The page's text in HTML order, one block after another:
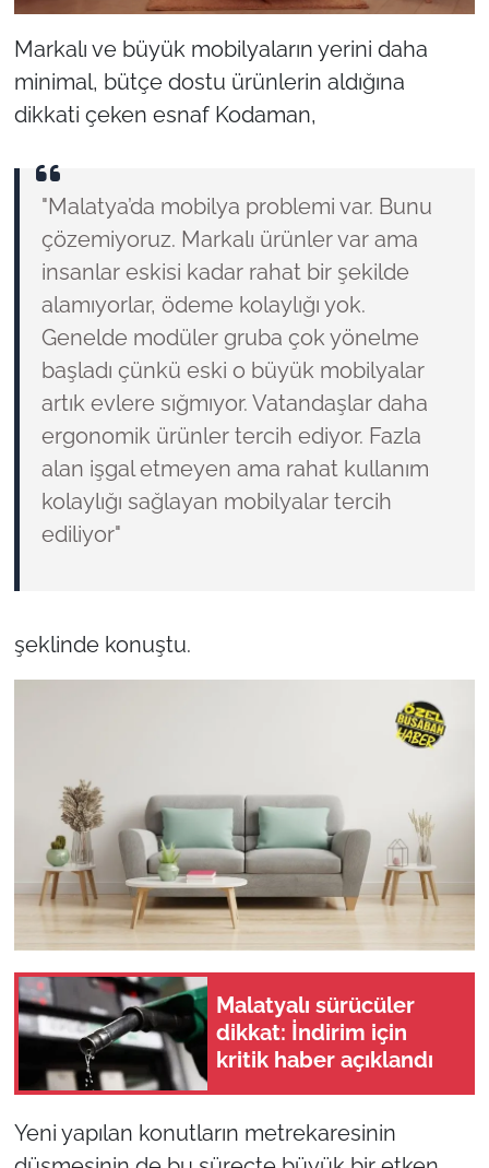
Markalı ve büyük mobilyaların yerini daha
minimal, bütçe dostu ürünlerin aldığına
dikkati çeken esnaf Kodaman,
"Malatya’da mobilya problemi var. Bunu
çözemiyoruz. Markalı ürünler var ama
insanlar eskisi kadar rahat bir şekilde
alamıyorlar, ödeme kolaylığı yok.
Genelde modüler gruba çok yönelme
başladı çünkü eski o büyük mobilyalar
artık evlere sığmıyor. Vatandaşlar daha
ergonomik ürünler tercih ediyor. Fazla
alan işgal etmeyen ama rahat kullanım
kolaylığı sağlayan mobilyalar tercih
ediliyor"
şeklinde konuştu.
Malatyalı sürücüler
dikkat: İndirim için
kritik haber açıklandı
Yeni yapılan konutların metrekaresinin